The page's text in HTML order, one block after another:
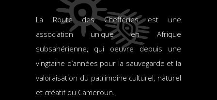
La Route des Chefferies est une
association unique en Afrique
subsahérienne, qui oeuvre depuis une
vingtaine d’années pour la sauvegarde et la
valoraisation du patrimoine culturel, naturel
et créatif du Cameroun.